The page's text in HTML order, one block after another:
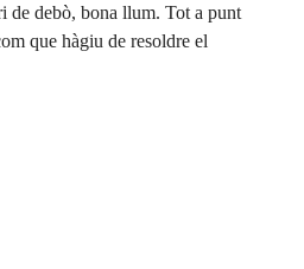
de debò, bona llum. Tot a punt
que hàgiu de resoldre el